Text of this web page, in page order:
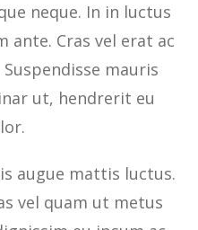
neque. In in luctus
ante. Cras vel erat ac
mauris
ut, hendrerit eu
augue mattis luctus.
vel quam ut metus